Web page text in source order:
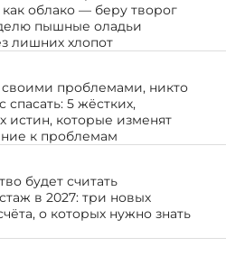
облако — беру творог
пышные оладьи
лишних хлопот
проблемами, никто
спасать: 5 жёстких,
истин, которые изменят
к проблемам
будет считать
в 2027: три новых
о которых нужно знать